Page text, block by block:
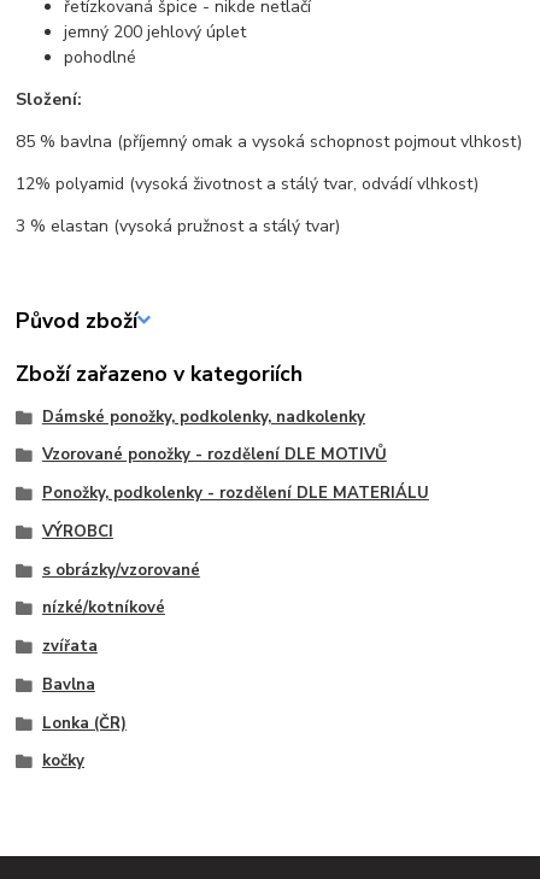
řetízkovaná špice - nikde netlačí
jemný 200 jehlový úplet
pohodlné
Složení:
85 % bavlna (příjemný omak a vysoká schopnost pojmout vlhkost)
12% polyamid (vysoká životnost a stálý tvar, odvádí vlhkost)
3 % elastan (vysoká pružnost a stálý tvar)
Původ zboží
Zboží zařazeno v kategoriích
Dámské ponožky, podkolenky, nadkolenky
Vzorované ponožky - rozdělení DLE MOTIVŮ
Ponožky, podkolenky - rozdělení DLE MATERIÁLU
VÝROBCI
s obrázky/vzorované
nízké/kotníkové
zvířata
Bavlna
Lonka (ČR)
kočky